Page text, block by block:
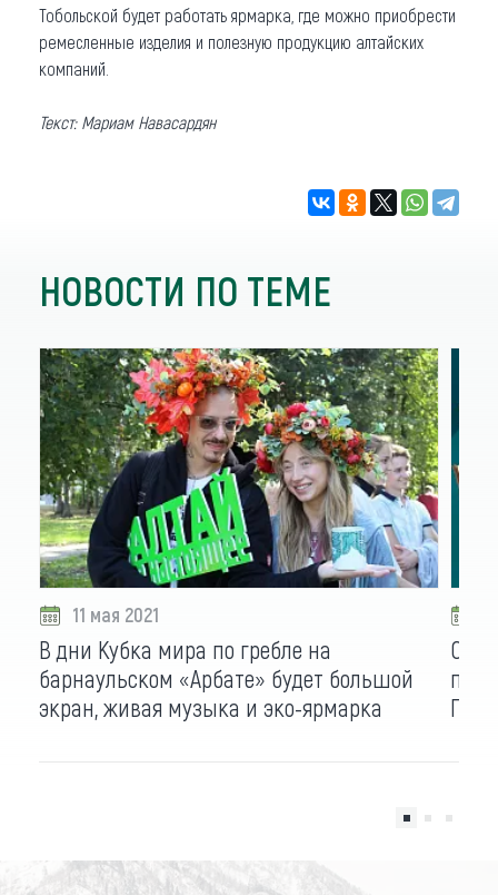
Тобольской будет работать ярмарка, где можно приобрести
ремесленные изделия и полезную продукцию алтайских
компаний.
Текст: Мариам Навасардян
НОВОСТИ ПО ТЕМЕ
11 мая 2021
В дни Кубка мира по гребле на
барнаульском «Арбате» будет большой
экран, живая музыка и эко-ярмарка